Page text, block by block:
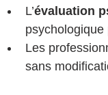
L’évaluation
Les
sans